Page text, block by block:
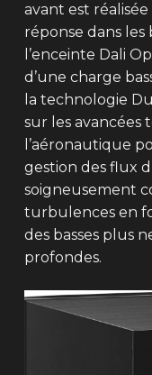
avant est
réponse dans les
l’enceinte Dali
d’une charge
la technologie
sur les avancées
l’aéronautique
gestion des flux
soigneusement
turbulences en
des basses plus
profondes.